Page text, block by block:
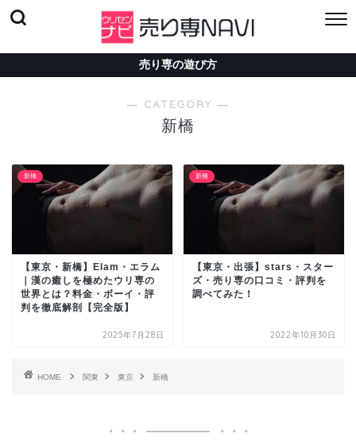
売り専の遊び方
― CATEGORY ―
新橋
新橋
【東京・新橋】Elam・エラム
｜漢の癒しを極めたウリ専の
世界とは？料金・ボーイ・評
判を徹底解剖【完全版】
2025年7月28日
新橋
【東京・出張】stars・スター
ズ・売り専の口コミ・評判を
調べてみた！
2022年10月30日
HOME 関東 東京 新橋